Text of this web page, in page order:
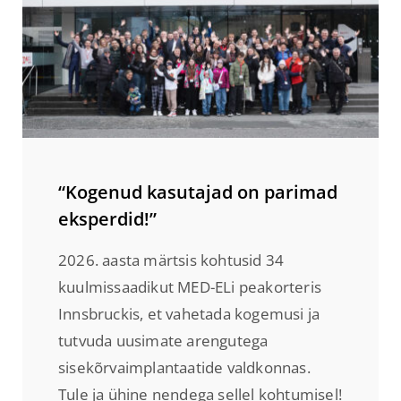
“Kogenud kasutajad on parimad
eksperdid!”
2026. aasta märtsis kohtusid 34
kuulmissaadikut MED-ELi peakorteris
Innsbruckis, et vahetada kogemusi ja
tutvuda uusimate arengutega
sisekõrvaimplantaatide valdkonnas.
Tule ja ühine nendega sellel kohtumisel!